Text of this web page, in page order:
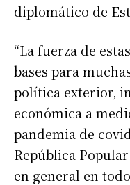
diplomático de
“La fuerza de
bases para
política exterior,
económica a
pandemia de
República
en general en